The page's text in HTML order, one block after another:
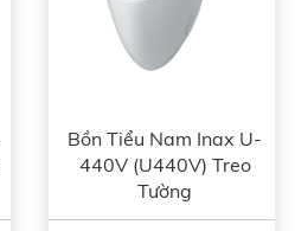
Bồn Tiểu Nam Inax U-
440V (U440V) Treo
Tường